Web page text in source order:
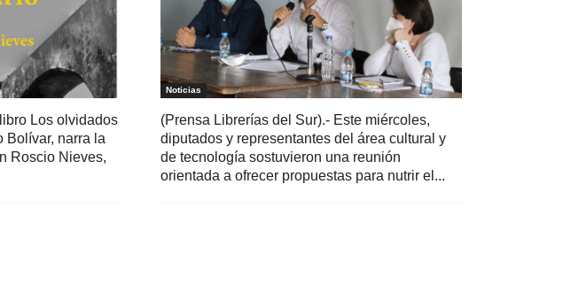
Los olvidados
Bolívar, narra la
Roscio Nieves,
Noticias
(Prensa Librerías del Sur).- Este miércoles,
diputados y representantes del área cultural y
de tecnología sostuvieron una reunión
orientada a ofrecer propuestas para nutrir el...